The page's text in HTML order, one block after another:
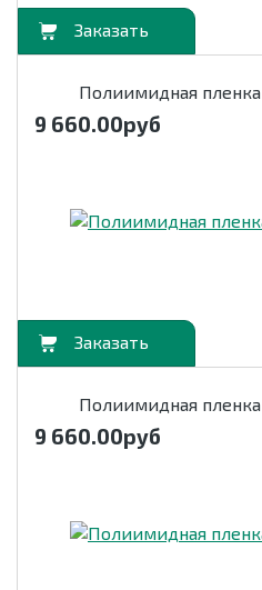
Полиимидная
9 660.00руб
Полиимидная
9 660.00руб